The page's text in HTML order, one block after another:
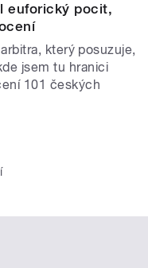
euforický pocit,
který posuzuje,
jsem tu hranici
101 českých